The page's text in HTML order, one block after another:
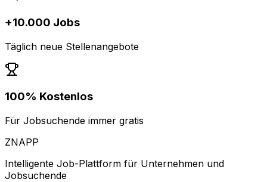
+10.000 Jobs
Täglich neue Stellenangebote
100% Kostenlos
Für Jobsuchende immer gratis
ZNAPP
Intelligente Job-Plattform für Unternehmen und
Jobsuchende